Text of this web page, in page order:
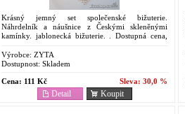
Krásný jemný set společenské bižuterie.
Náhrdelník a náušnice z Českými skleněnými
kamínky. jablonecká bižuterie. . Dostupná cena,
Vaše...
Výrobce: ZYTA
Dostupnost: Skladem
Cena: 111 Kč Sleva: 30,0 %
Koupit
Detail